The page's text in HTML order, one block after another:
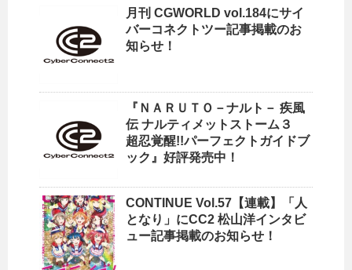
月刊 CGWORLD vol.184にサイ
バーコネクトツー記事掲載のお
知らせ！
『ＮＡＲＵＴＯ－ナルト－ 疾風
伝 ナルティメットストーム３
超忍覚醒!!パーフェクトガイドブ
ック』好評発売中！
CONTINUE Vol.57【連載】「人
となり」にCC2 松山洋インタビ
ュー記事掲載のお知らせ！